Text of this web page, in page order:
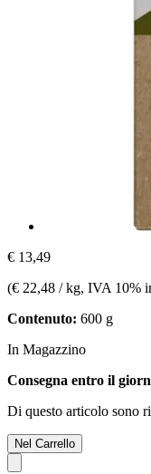
€ 13,49
(€ 22,48 / kg, IVA 10%
Contenuto: 600 g
In Magazzino
Consegna entro il
Di questo articolo sono
Nel Carrello